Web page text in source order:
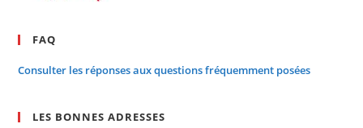
FAQ
Consulter les réponses aux questions fréquemment posées
LES BONNES ADRESSES